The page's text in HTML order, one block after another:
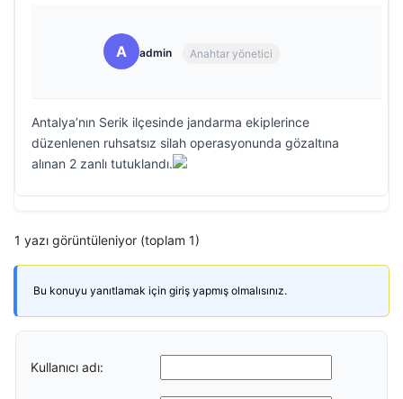
A admin Anahtar yönetici
Antalya’nın Serik ilçesinde jandarma ekiplerince
düzenlenen ruhsatsız silah operasyonunda gözaltına
alınan 2 zanlı tutuklandı.
1 yazı görüntüleniyor (toplam 1)
Bu konuyu yanıtlamak için giriş yapmış olmalısınız.
Kullanıcı adı: